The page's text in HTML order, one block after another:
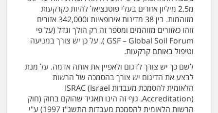
מ2.5 מיליון אזורים בעלי פוטנציאל להיות כקרקעות
מזוהמות. בין 38 מדינות אירופאיות ו342,000 אזורים
זוהו כאזורים מזוהמים ומספר זה רק הולך וגדל (על פי
GSF – Global Soil Forum ). על כן יש צורך במניעה
וטיפול באותם קרקעות.
לשם כך יש צורך לדגום ולאפיין את אותה אדמה. על מנת
לבצע את הדיגום יש צורך בהסמכה של הרשות
הלאומית להסמכת מעבדות ISRAC (Israel
Accreditation). גוף זה הינו תאגיד שהוקם בחוק (חוק
הרשות הלאומית להסמכת מעבדות התשנ"ז 1997) ע"י